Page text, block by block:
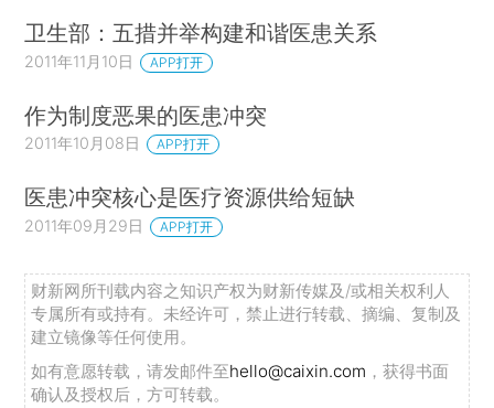
卫生部：五措并举构建和谐医患关系
2011年11月10日 APP打开
作为制度恶果的医患冲突
2011年10月08日 APP打开
医患冲突核心是医疗资源供给短缺
2011年09月29日 APP打开
财新网所刊载内容之知识产权为财新传媒及/或相关权利人
专属所有或持有。未经许可，禁止进行转载、摘编、复制及
建立镜像等任何使用。
如有意愿转载，请发邮件至hello@caixin.com ，获得书面
确认及授权后，方可转载。